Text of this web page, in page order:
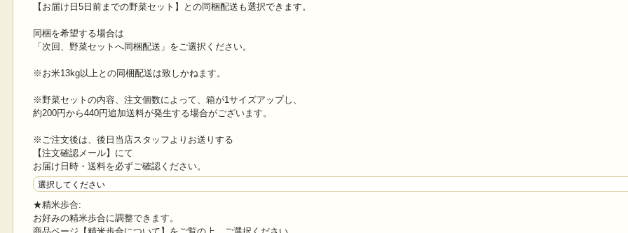
【お届け日5日前までの野菜セット】との同梱配送も選択できます。
同梱を希望する場合は
「次回、野菜セットへ同梱配送」をご選択ください。
※お米13kg以上との同梱配送は致しかねます。
※野菜セットの内容、注文個数によって、箱が1サイズアップし、
約200円から440円追加送料が発生する場合がございます。
※ご注文後は、後日当店スタッフよりお送りする
【注文確認メール】にて
お届け日時・送料を必ずご確認ください。
★精米歩合:
お好みの精米歩合に調整できます。